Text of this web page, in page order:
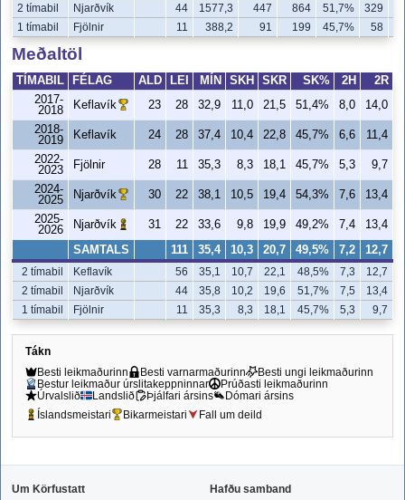
2 tímabil
Njarðvík 44 1577,3 447 864 51,7% 329
1 tímabil
Fjölnir 11 388,2 91 199 45,7% 58
Meðaltöl
TÍMABIL FÉLAG ALD LEI MÍN SKH SKR SK% 2H
2R
2017-
2018
Keflavík 23 28 32,9 11,0 21,5 51,4% 8,0 14,0
2018-
2019
Keflavík 24 28 37,4 10,4 22,8 45,7% 6,6 11,4
2022-
2023
Fjölnir 28 11 35,3 8,3 18,1 45,7% 5,3 9,7
2024-
2025
Njarðvík 30 22 38,1 10,5 19,4 54,3% 7,6 13,4
2025-
2026
Njarðvík 31 22 33,6 9,8 19,9 49,2% 7,4 13,4
SAMTALS 111 35,4 10,3 20,7 49,5% 7,2 12,7
2 tímabil Keflavík 56 35,1 10,7 22,1 48,5% 7,3 12,7
2 tímabil
Njarðvík 44 35,8 10,2 19,6 51,7% 7,5 13,4
1 tímabil
Fjölnir 11 35,3 8,3 18,1 45,7% 5,3 9,7
Tákn
Besti leikmaðurinn
Besti varnarmaðurinn
Besti ungi leikmaðurinn
Bestur leikmaður úrslitakeppninnar
Prúðasti leikmaðurinn
Úrvalslið
Landslið Þjálfari ársins
Dómari ársins
Íslandsmeistari
Bikarmeistari Fall um deild
Um Körfustatt Hafðu samband